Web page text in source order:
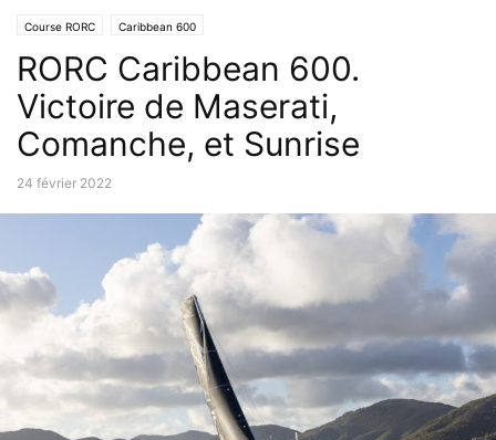
Course RORC Caribbean 600
RORC Caribbean 600.
Victoire de Maserati,
Comanche, et Sunrise
24 février 2022